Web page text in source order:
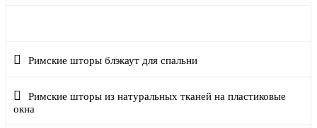
Римские шторы блэкаут для спальни
Римские шторы из натуральных тканей на пластиковые
окна